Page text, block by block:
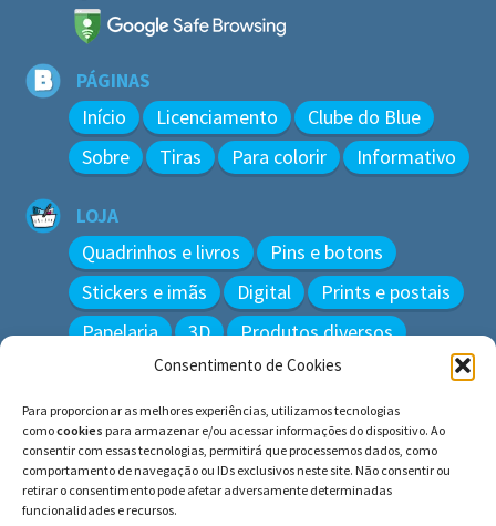
Consentimento de Cookies
Para proporcionar as melhores experiências, utilizamos tecnologias
comocookies para armazenar e/ou acessar informações do dispositivo. Ao
consentir com essas tecnologias, permitirá que processemos dados, como
comportamento de navegação ou IDs exclusivos neste site. Não consentir ou
retirar o consentimento pode afetar adversamente determinadas
funcionalidades e recursos.
PÁGINAS
Início Licenciamento
Clube do Blue
Sobre
Tiras Para colorir Informativo
LOJA
Quadrinhos e livros
Pins e botons
Stickers e imãs
Digital
Prints e postais
Papelaria
3D Produtos diversos
Pesquisar
por: